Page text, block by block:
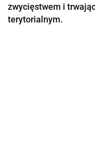
zwycięstwem i
terytorialnym.